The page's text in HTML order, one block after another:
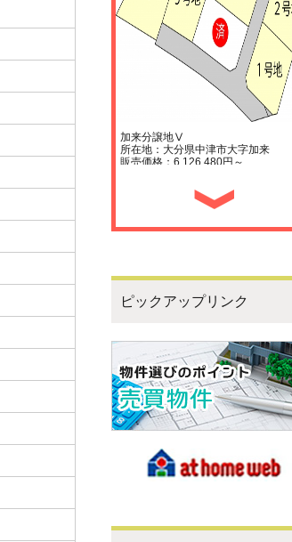
加来分譲地Ⅴ
所在地：大分県中津市大字加来
販売価格：6,126,480円～
中央町分譲地
所在地：大分県中津市中央町二丁目
販売価格：7,920,000円～
ピックアップリンク